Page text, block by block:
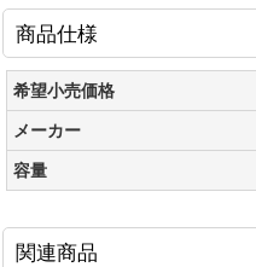
商品仕様
希望小売価格
メーカー
容量
関連商品